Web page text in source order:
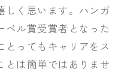
しく思います。ハンガ
ベル賞受賞者となった
とってもキャリアをス
とは簡単ではありませ